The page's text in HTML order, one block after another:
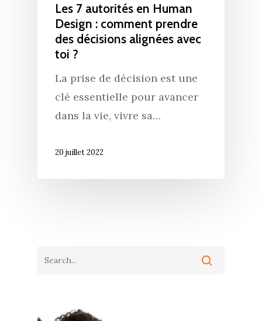
Les 7 autorités en Human
Design : comment prendre
des décisions alignées avec
toi ?
La prise de décision est une
clé essentielle pour avancer
dans la vie, vivre sa…
20 juillet 2022